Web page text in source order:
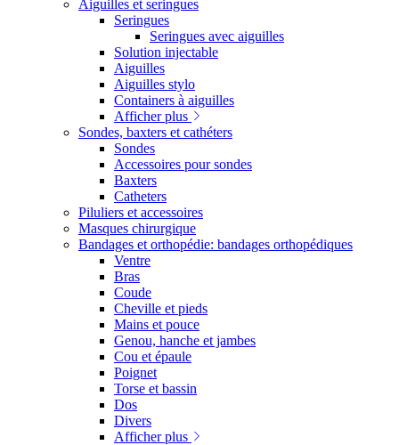
Aiguilles et seringues
Seringues
Seringues avec aiguilles
Solution injectable
Aiguilles
Aiguilles stylo
Containers à aiguilles
Afficher plus
Sondes, baxters et cathéters
Sondes
Accessoires pour sondes
Baxters
Catheters
Piluliers et accessoires
Masques chirurgique
Bandages et orthopédie: bandages orthopédiques
Ventre
Bras
Coude
Cheville et pieds
Mains et pouce
Genou, hanche et jambes
Cou et épaule
Poignet
Torse et bassin
Dos
Divers
Afficher plus